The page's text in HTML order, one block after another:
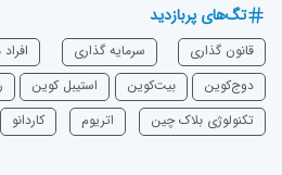
تگ‌های پربازدید
قانون گذاری سرمایه‌ گذاری
دوج‌کوین
بیت‌کوین استیبل کوین
تکنولوژی بلاک چین
اتریوم ‌کاردانو